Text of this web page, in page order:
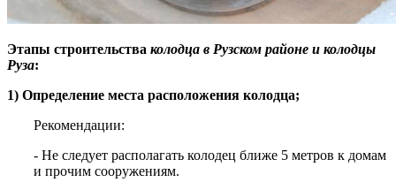
Этапы строительства колодца в Рузском районе и колодцы
Руза:
1) Определение места расположения колодца;
Рекомендации:
- Не следует располагать колодец ближе 5 метров к домам
и прочим сооружениям.